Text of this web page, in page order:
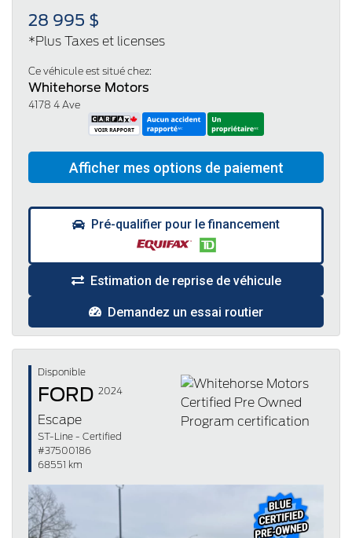
28 995 $
*Plus Taxes et licenses
Ce véhicule est situé chez:
Whitehorse Motors
4178 4 Ave
Pré-qualifier pour le financement
Estimation de reprise de véhicule
Demandez un essai routier
Disponible
FORD 2024
Escape
ST-Line - Certified
#37500186
68551 km